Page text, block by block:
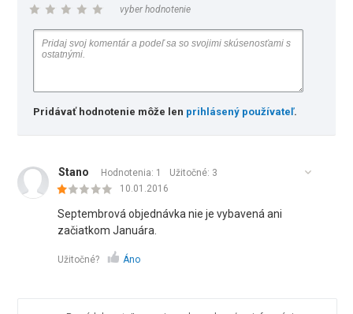
vyber hodnotenie
Pridávať hodnotenie môže len prihlásený používateľ.
Stano Hodnotenia: 1 Užitočné: 3
10.01.2016
Septembrová objednávka nie je vybavená ani
začiatkom Januára.
Užitočné? Áno